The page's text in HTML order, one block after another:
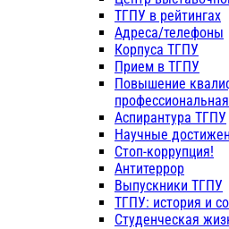
ТГПУ в рейтингах
Адреса/телефоны
Корпуса ТГПУ
Прием в ТГПУ
Повышение
Аспирантура ТГПУ
Научные
Стоп-коррупция!
Антитеррор
Выпускники ТГПУ
ТГПУ: история и
Студенческая